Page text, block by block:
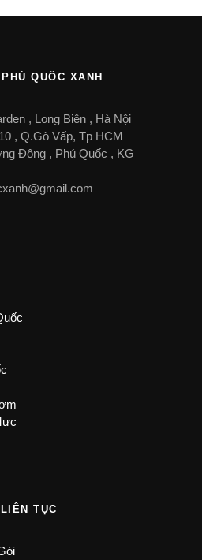
QUỐC XANH
, Long Biên , Hà Nội
, Q.Gò Vấp, Tp HCM
Đông , Phú Quốc , KG
TỤC